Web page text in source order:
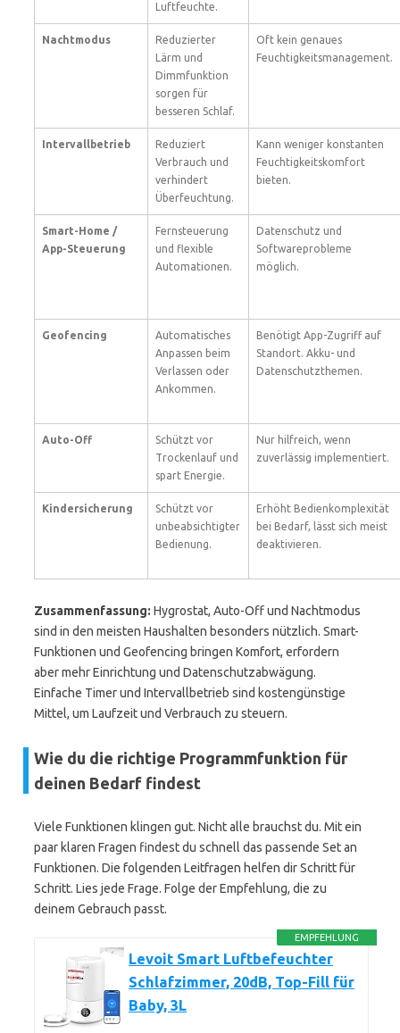
Luftfeuchte.
Nachtmodus
Reduzierter
Lärm und
Dimmfunktion
sorgen für
besseren Schlaf.
Oft kein genaues
Feuchtigkeitsmanagement.
Intervallbetrieb
Reduziert
Verbrauch und
verhindert
Überfeuchtung.
Kann weniger konstanten
Feuchtigkeitskomfort
bieten.
Smart-Home /
App-Steuerung
Fernsteuerung
und flexible
Automationen.
Datenschutz und
Softwareprobleme
möglich.
Geofencing
Automatisches
Anpassen beim
Verlassen oder
Ankommen.
Benötigt App-Zugriff auf
Standort. Akku- und
Datenschutzthemen.
Auto-Off
Schützt vor
Trockenlauf und
spart Energie.
Nur hilfreich, wenn
zuverlässig implementiert.
Kindersicherung
Schützt vor
unbeabsichtigter
Bedienung.
Erhöht Bedienkomplexität
bei Bedarf, lässt sich meist
deaktivieren.
Zusammenfassung: Hygrostat, Auto-Off und Nachtmodus
sind in den meisten Haushalten besonders nützlich. Smart-
Funktionen und Geofencing bringen Komfort, erfordern
aber mehr Einrichtung und Datenschutzabwägung.
Einfache Timer und Intervallbetrieb sind kostengünstige
Mittel, um Laufzeit und Verbrauch zu steuern.
Wie du die richtige Programmfunktion für
deinen Bedarf findest
Viele Funktionen klingen gut. Nicht alle brauchst du. Mit ein
paar klaren Fragen findest du schnell das passende Set an
Funktionen. Die folgenden Leitfragen helfen dir Schritt für
Schritt. Lies jede Frage. Folge der Empfehlung, die zu
deinem Gebrauch passt.
EMPFEHLUNG
Levoit Smart Luftbefeuchter
Schlafzimmer, 20dB, Top-Fill für
Baby, 3L